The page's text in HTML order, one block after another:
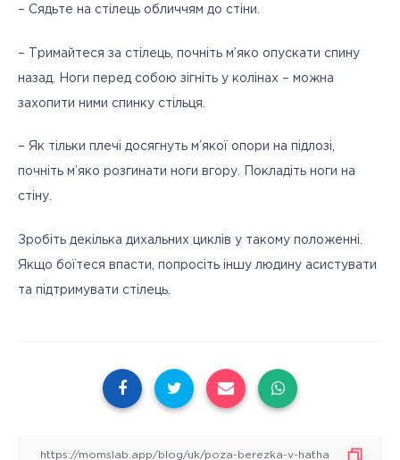
– Сядьте на стілець обличчям до стіни.
– Тримайтеся за стілець, почніть м’яко опускати спину
назад. Ноги перед собою зігніть у колінах – можна
захопити ними спинку стільця.
– Як тільки плечі досягнуть м’якої опори на підлозі,
почніть м’яко розгинати ноги вгору. Покладіть ноги на
стіну.
Зробіть декілька дихальних циклів у такому положенні.
Якщо боїтеся впасти, попросіть іншу людину асистувати
та підтримувати стілець.